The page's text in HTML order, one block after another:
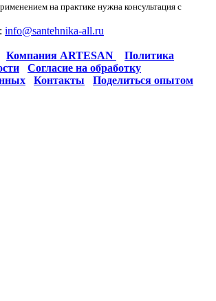
на практике нужна консультация с
info@santehnika-all.ru
Компания ARTESAN
Политика
Согласие на обработку
Контакты Поделиться опытом